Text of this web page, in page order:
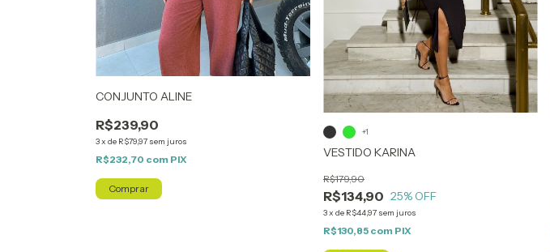
CONJUNTO ALINE
R$239,90
3x de R$79,97 sem juros
R$232,70 com PIX
Comprar
VESTIDO KARINA
R$134,90
R$179,90
25% OFF
3x de R$44,97 sem juros
R$130,85 com PIX
+1